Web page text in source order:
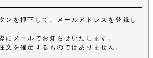
ンを押下して、メールアドレスを登録し
にメールでお知らせいたします。
文を確定するものではありません。